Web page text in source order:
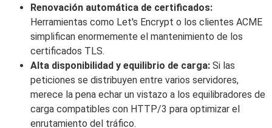
Renovación automática de certificados:
Herramientas como Let's Encrypt o los clientes ACME
simplifican enormemente el mantenimiento de los
certificados TLS.
Alta disponibilidad y equilibrio de carga: Si las
peticiones se distribuyen entre varios servidores,
merece la pena echar un vistazo a los equilibradores de
carga compatibles con HTTP/3 para optimizar el
enrutamiento del tráfico.